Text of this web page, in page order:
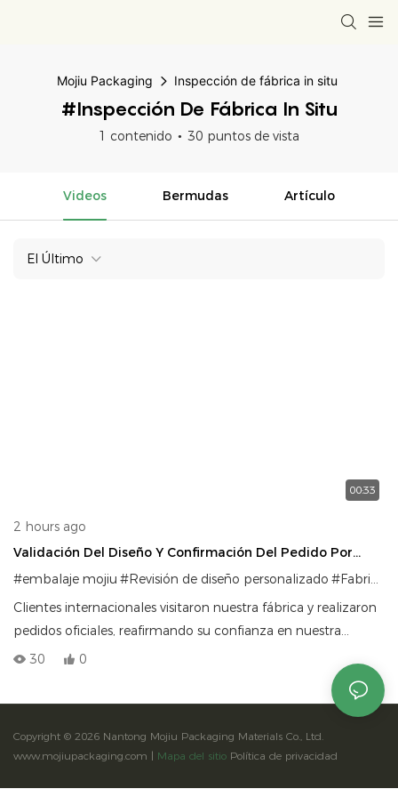
Mojiu Packaging Inspección de fábrica in situ
#Inspección De Fábrica In Situ
1 contenido 30 puntos de vista
Videos Bermudas Artículo
El Último
00:33
2 hours ago
Validación Del Diseño Y Confirmación Del Pedido Por
Parte De Socios Globales.
#embalaje mojiu #Revisión de diseño personalizado #Fabricante de soluciones de embalaje
Clientes internacionales visitaron nuestra fábrica y realizaron
pedidos oficiales, reafirmando su confianza en nuestra
capacidad para ofrecer soluciones de embalaje de alta
calidad a nivel mundial. En Mojiu Packaging, transformamos
conceptos de diseño complejos en activos de marca
30 0
Copyright © 2026 Nantong Mojiu Packaging Materials Co., Ltd.
www.mojiupackaging.com | Mapa del sitio Política de privacidad